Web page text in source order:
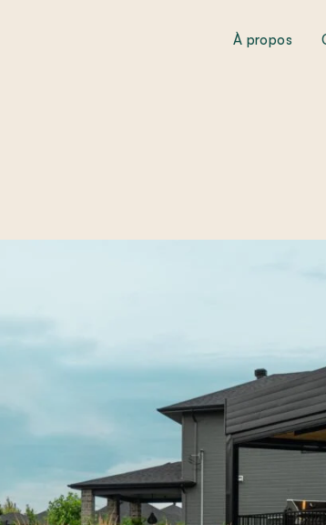
À propos